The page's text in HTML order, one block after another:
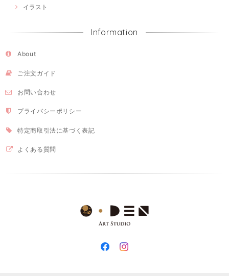
イラスト
Information
About
ご注文ガイド
お問い合わせ
プライバシーポリシー
特定商取引法に基づく表記
よくある質問